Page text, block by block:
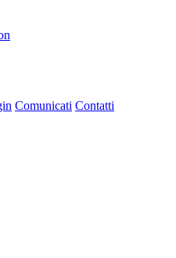
Comunicati Contatti